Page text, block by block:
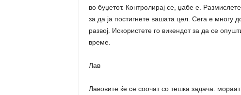
во буџетот. Контролирај се, џабе е.
за да ја постигнете вашата цел. Сега е
развој. Искористете го викендот за да се
време.
Лав
Лавовите ќе се соочат со тешка задача: